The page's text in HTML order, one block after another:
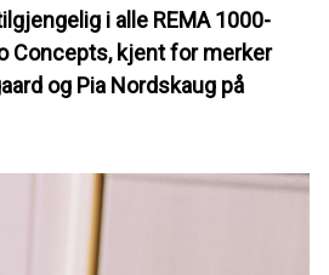
i alle REMA 1000-
Concepts, kjent for merker
og Pia Nordskaug på